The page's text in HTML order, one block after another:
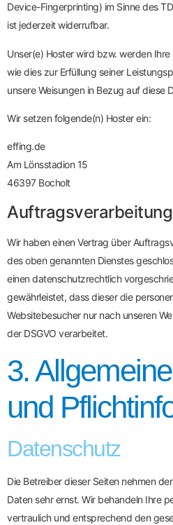
Device-Fingerprinting) im Sinne des
ist jederzeit widerrufbar.
Unser(e) Hoster wird bzw. werden
wie dies zur Erfüllung seiner
unsere Weisungen in Bezug auf diese
Wir setzen folgende(n) Hoster ein:
effing.de
Am Lönsstadion 15
46397 Bocholt
Auftragsverarbeitung
Wir haben einen Vertrag über
des oben genannten Dienstes
einen datenschutzrechtlich
gewährleistet, dass dieser die
Websitebesucher nur nach unseren
der DSGVO verarbeitet.
3.
und
Datenschutz
Die Betreiber dieser Seiten nehmen
Daten sehr ernst. Wir behandeln Ihre
vertraulich und entsprechend den